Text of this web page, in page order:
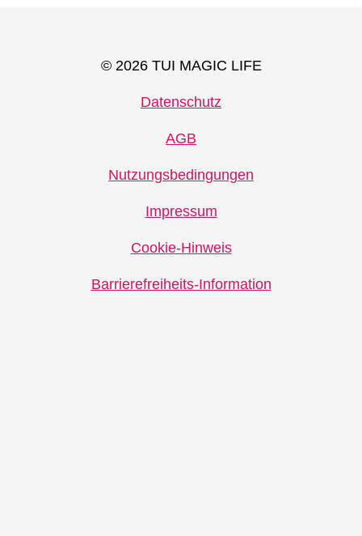
© 2026 TUI MAGIC LIFE
Datenschutz
AGB
Nutzungsbedingungen
Impressum
Cookie-Hinweis
Barrierefreiheits-Information